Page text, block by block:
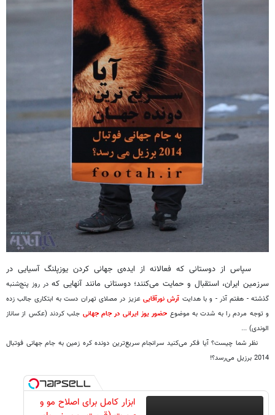
سپاس از دوستانی که فعالانه از ایده‌ی جهانی کردن یوزپلنگ آسیایی در
سرزمین ایران، استقبال و حمایت می‌کنند؛ دوستانی مانند آنهایی کهدر روز پنج‌شنبه
گذشته - هفتم آذر - و با هدایت آرش نورآقایی عزیز در مصلای تهران دست به ابتکاری جالب زده
و توجه مردم را به شدت به موضوع حضور یوز ایرانی در جام جهانی جلب کردند (عکس از ساناز
الوندی) ...
نظر شما چیست؟ آیا فکر می‌کنید سرانجام سریع‌ترین دونده کره زمین به جام جهانی فوتبال
2014 برزیل می‌رسد؟!
ابزار کامل برای اصلاح مو و